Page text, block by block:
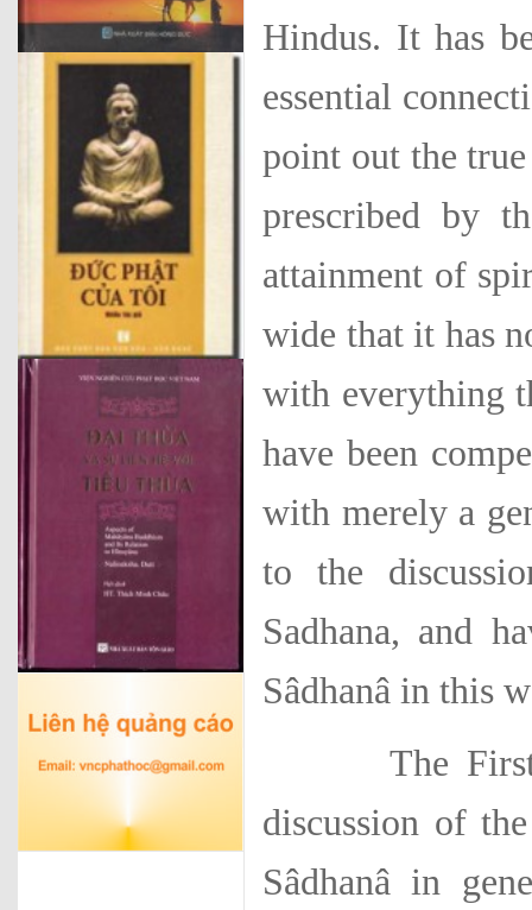
Hindus. It has
essential
point out the
prescribed by
attainment of
wide that it has
with everything
have been
with merely a
to the
Sadhana, and
Sâdhanâ in this
The First
discussion of
Sâdhanâ in